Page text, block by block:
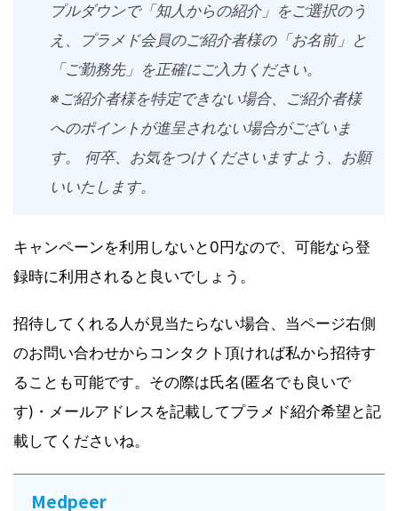
プルダウンで「知人からの紹介」をご選択のう
え、プラメド会員のご紹介者様の「お名前」と
「ご勤務先」を正確にご入力ください。
※ご紹介者様を特定できない場合、ご紹介者様
へのポイントが進呈されない場合がございま
す。 何卒、お気をつけくださいますよう、お願
いいたします。
キャンペーンを利用しないと0円なので、可能なら登
録時に利用されると良いでしょう。
招待してくれる人が見当たらない場合、当ページ右側
のお問い合わせからコンタクト頂ければ私から招待す
ることも可能です。その際は氏名(匿名でも良いで
す)・メールアドレスを記載してプラメド紹介希望と記
載してくださいね。
Medpeer